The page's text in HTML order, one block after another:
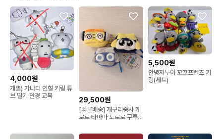
4,000원
개별) 가나디 인형 키링 튜
브 딸기 안경 교복
29,500원
[빠른배송] 개구리중사 케
로로 타마마 도로로 쿠루
5,500원
안녕자두야 꼬꼬프렌즈 키
링(세트)